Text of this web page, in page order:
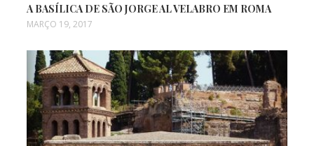
A BASÍLICA DE SÃO JORGE AL VELABRO EM ROMA
MARÇO 19, 2017